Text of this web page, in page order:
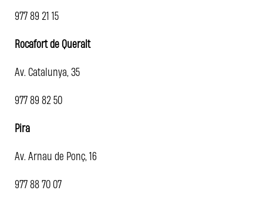
977 89 21 15
Rocafort de Queralt
Av. Catalunya, 35
977 89 82 50
Pira
Av. Arnau de Ponç, 16
977 88 70 07